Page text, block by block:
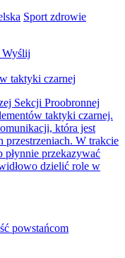
Sport zdrowie
Wyślij
taktyki czarnej
Sekcji Proobronnej
taktyki czarnej.
która jest
przestrzeniach. W trakcie
płynnie przekazywać
dzielić role w
powstańcom